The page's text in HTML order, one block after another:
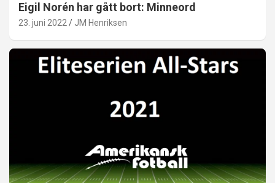
Eigil Norén har gått bort: Minneord
23. juni 2022 JM Henriksen